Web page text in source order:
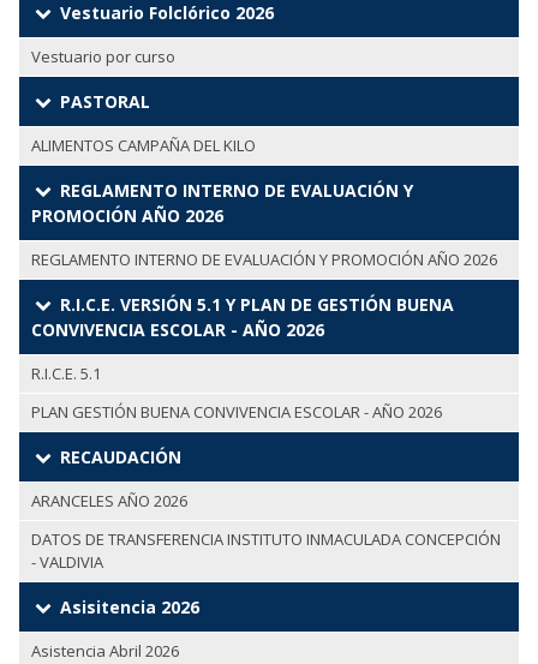
Vestuario Folclórico 2026
Vestuario por curso
PASTORAL
ALIMENTOS CAMPAÑA DEL KILO
REGLAMENTO INTERNO DE EVALUACIÓN Y
PROMOCIÓN AÑO 2026
REGLAMENTO INTERNO DE EVALUACIÓN Y PROMOCIÓN AÑO 2026
R.I.C.E. VERSIÓN 5.1 Y PLAN DE GESTIÓN BUENA
CONVIVENCIA ESCOLAR - AÑO 2026
R.I.C.E. 5.1
PLAN GESTIÓN BUENA CONVIVENCIA ESCOLAR - AÑO 2026
RECAUDACIÓN
ARANCELES AÑO 2026
DATOS DE TRANSFERENCIA INSTITUTO INMACULADA CONCEPCIÓN
- VALDIVIA
Asisitencia 2026
Asistencia Abril 2026